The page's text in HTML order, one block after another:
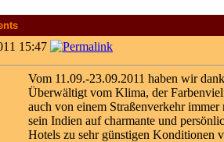
15:47
Vom 11.09.-23.09.2011 haben wir
Überwältigt vom Klima, der
auch von einem Straßenverkehr
sein Indien auf charmante und
Hotels zu sehr günstigen Konditionen